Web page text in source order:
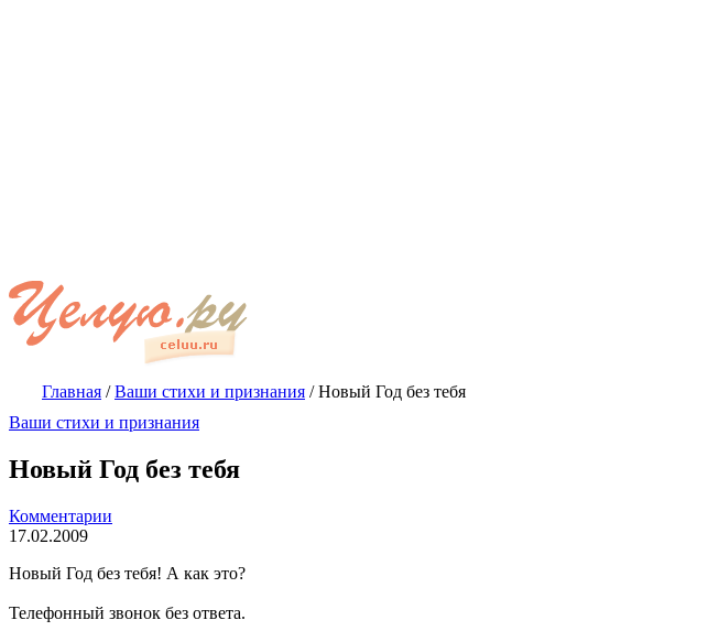
Главная /Ваши стихи и признания /Новый Год без тебя
Ваши стихи и признания
Новый Год без тебя
Комментарии
17.02.2009
Новый Год без тебя! А как это?
Телефонный звонок без ответа.